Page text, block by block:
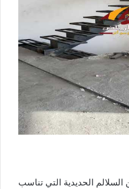
الحديدية التي تناسب